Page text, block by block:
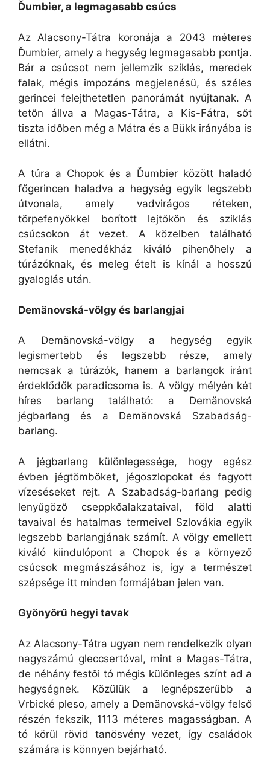
Ďumbier, a legmagasabb csúcs
Az Alacsony-Tátra koronája a 2043 méteres
Ďumbier, amely a hegység legmagasabb pontja.
Bár a csúcsot nem jellemzik sziklás, meredek
falak, mégis impozáns megjelenésű, és széles
gerincei felejthetetlen panorámát nyújtanak. A
tetőn állva a Magas-Tátra, a Kis-Fátra, sőt
tiszta időben még a Mátra és a Bükk irányába is
ellátni.
A túra a Chopok és a Ďumbier között haladó
főgerincen haladva a hegység egyik legszebb
útvonala, amely vadvirágos réteken,
törpefenyőkkel borított lejtőkön és sziklás
csúcsokon át vezet. A közelben található
Stefanik menedékház kiváló pihenőhely a
túrázóknak, és meleg ételt is kínál a hosszú
gyaloglás után.
Demänovská-völgy és barlangjai
A Demänovská-völgy a hegység egyik
legismertebb és legszebb része, amely
nemcsak a túrázók, hanem a barlangok iránt
érdeklődők paradicsoma is. A völgy mélyén két
híres barlang található: a Demänovská
jégbarlang és a Demänovská Szabadság-
barlang.
A jégbarlang különlegessége, hogy egész
évben jégtömböket, jégoszlopokat és fagyott
vízeséseket rejt. A Szabadság-barlang pedig
lenyűgöző cseppkőalakzataival, föld alatti
tavaival és hatalmas termeivel Szlovákia egyik
legszebb barlangjának számít. A völgy emellett
kiváló kiindulópont a Chopok és a környező
csúcsok megmászásához is, így a természet
szépsége itt minden formájában jelen van.
Gyönyörű hegyi tavak
Az Alacsony-Tátra ugyan nem rendelkezik olyan
nagyszámú gleccsertóval, mint a Magas-Tátra,
de néhány festői tó mégis különleges színt ad a
hegységnek. Közülük a legnépszerűbb a
Vrbické pleso, amely a Demänovská-völgy felső
részén fekszik, 1113 méteres magasságban. A
tó körül rövid tanösvény vezet, így családok
számára is könnyen bejárható.